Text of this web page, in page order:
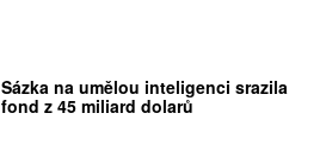
Sázka na umělou inteligenci srazila
fond z 45 miliard dolarů